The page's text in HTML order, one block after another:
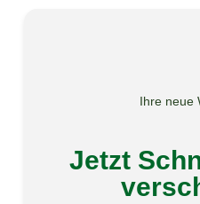
Ihre neue
Jetzt